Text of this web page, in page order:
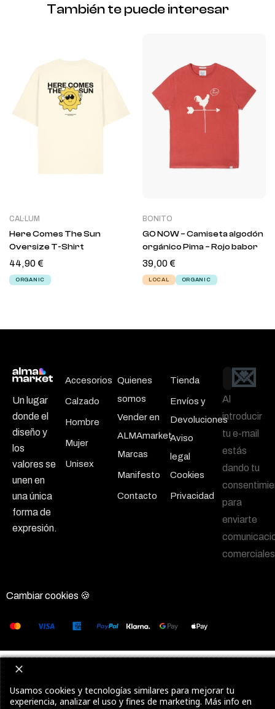
También te puede interesar
CAL·LUM
Here Comes The Sun
Oversize T-Shirt
44,90€
ORGANIC
BONITO
GO NOW – Camiseta algodón
orgánico Pima – Rojo babor
39,00€
LOCAL ORGANIC
Un lugar
donde el
diseño y
los
valores se
unen en
una única
forma de
expresión.
Accesorios
Calzado
Hombre
Mujer
Unisex
Quienes
somos
Vender en
ALMAmarket
Marcas
Manifesto
Contacto
Tienda
Envíos y
Devoluciones
Aviso
legal
Cookies
Privacidad
Email
💌
Al
introducir
tu e-mail
estás
dando tu
para
enviarte
Cambiar cookies 🍪
Usamos cookies y tecnologías similares para mejorar tu
experiencia, analizar el uso y fines de marketing. Más info en